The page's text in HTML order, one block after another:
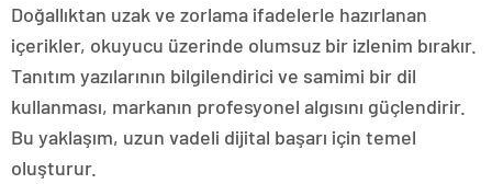
Doğallıktan uzak ve zorlama ifadelerle hazırlanan
içerikler, okuyucu üzerinde olumsuz bir izlenim bırakır.
Tanıtım yazılarının bilgilendirici ve samimi bir dil
kullanması, markanın profesyonel algısını güçlendirir.
Bu yaklaşım, uzun vadeli dijital başarı için temel
oluşturur.